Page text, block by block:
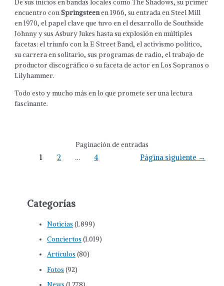
De sus inicios en bandas locales como The Shadows, su primer
encuentro conSpringsteenen 1966, su entrada en Steel Mill
en 1970, el papel clave que tuvo en el desarrollo de Southside
Johnny y sus Asbury Jukes hasta su explosión en múltiples
facetas: el triunfo con la E Street Band, el activismo político,
su carrera en solitario, sus programas de radio, el trabajo de
productor discográfico o su faceta de actor en Los Sopranos o
Lilyhammer.
Todo esto y mucho más en lo que promete ser una lectura
fascinante.
Paginación de entradas
1 2 … 4 Página siguiente →
Categorías
Noticias (1.899)
Conciertos (1.019)
Artículos (80)
Fotos (92)